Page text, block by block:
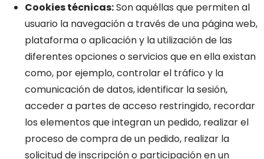
Cookies técnicas:Son aquéllas que permiten al
usuario la navegación a través de una página web,
plataforma o aplicación y la utilización de las
diferentes opciones o servicios que en ella existan
como, por ejemplo, controlar el tráfico y la
comunicación de datos, identificar la sesión,
acceder a partes de acceso restringido, recordar
los elementos que integran un pedido, realizar el
proceso de compra de un pedido, realizar la
solicitud de inscripción o participación en un